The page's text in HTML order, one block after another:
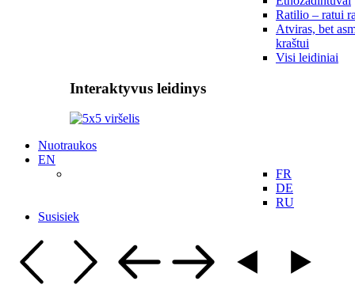
Ratilio – ratui
Atviras, bet
kraštui
Visi leidiniai
Interaktyvus leidinys
Nuotraukos
EN
FR
DE
RU
Susisiek